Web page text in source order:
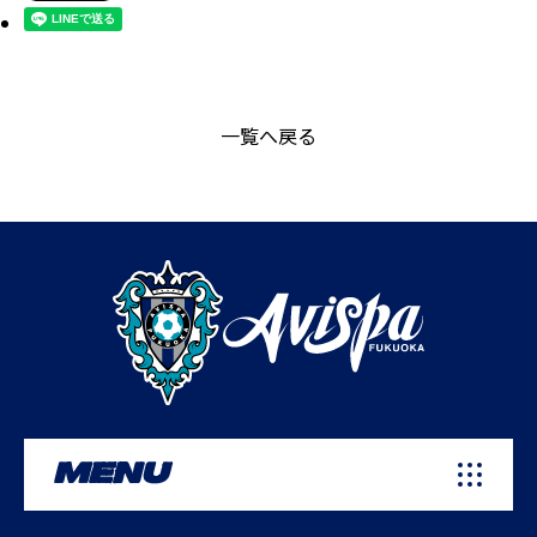
一覧へ戻る
MENU